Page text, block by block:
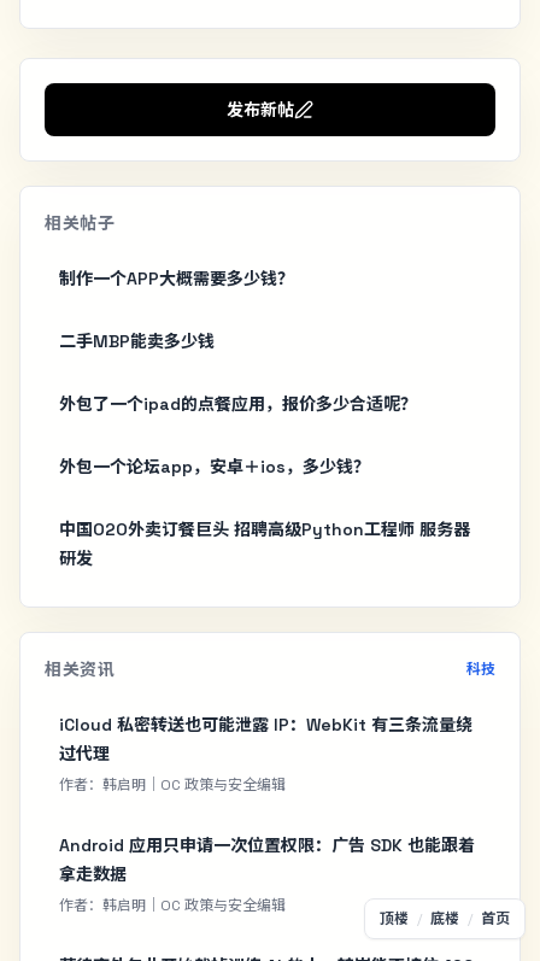
发布新帖
相关帖子
制作一个APP大概需要多少钱？
二手MBP能卖多少钱
外包了一个ipad的点餐应用，报价多少合适呢？
外包一个论坛app，安卓＋ios，多少钱？
中国O2O外卖订餐巨头 招聘高级Python工程师 服务器
研发
相关资讯 科技
iCloud 私密转送也可能泄露 IP：WebKit 有三条流量绕
过代理
作者：韩启明｜OC 政策与安全编辑
Android 应用只申请一次位置权限：广告 SDK 也能跟着
拿走数据
作者：韩启明｜OC 政策与安全编辑
顶楼 / 底楼 / 首页